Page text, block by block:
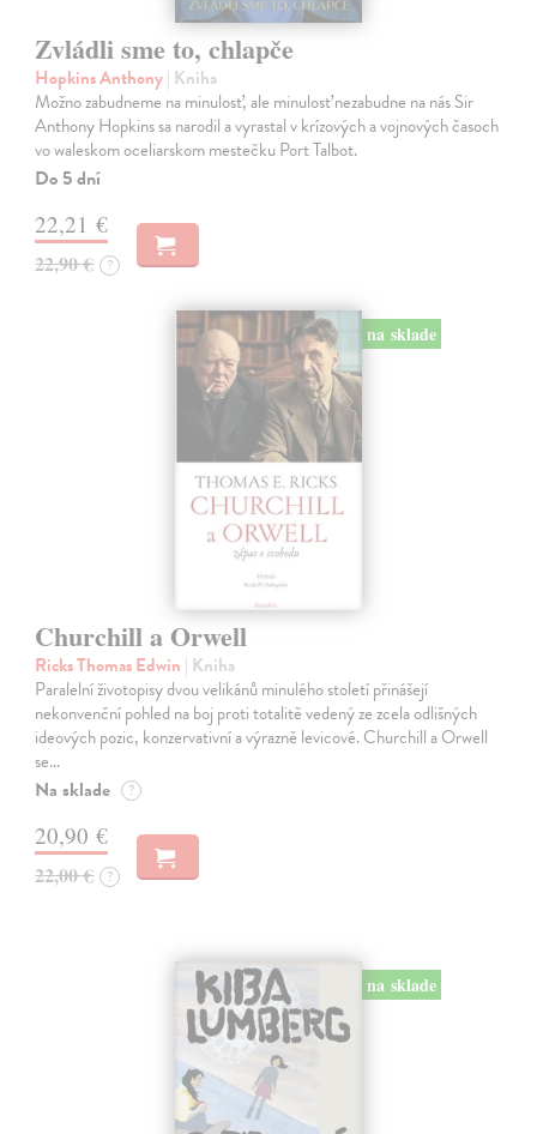
Zvládli sme to, chlapče
Hopkins Anthony| Kniha
Možno zabudneme na minulosť, ale minulosť nezabudne na nás Sir
Anthony Hopkins sa narodil a vyrastal v krízových a vojnových časoch
vo waleskom oceliarskom mestečku Port Talbot.
Do 5 dní
22,21 €
22,90 € ?
na sklade
Churchill a Orwell
Ricks Thomas Edwin | Kniha
Paralelní životopisy dvou velikánů minulého století přinášejí
nekonvenční pohled na boj proti totalitě vedený ze zcela odlišných
ideových pozic, konzervativní a výrazně levicové. Churchill a Orwell
se…
Na sklade ?
20,90 €
22,00 € ?
na sklade